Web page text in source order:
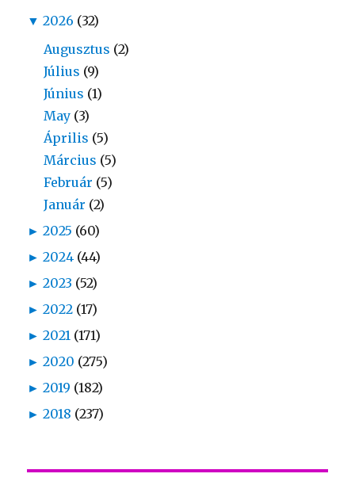
▼ 2026 (32)
Augusztus (2)
Július (9)
Június (1)
May (3)
Április (5)
Március (5)
Február (5)
Január (2)
► 2025 (60)
► 2024 (44)
► 2023 (52)
► 2022 (17)
► 2021 (171)
► 2020 (275)
► 2019 (182)
► 2018 (237)